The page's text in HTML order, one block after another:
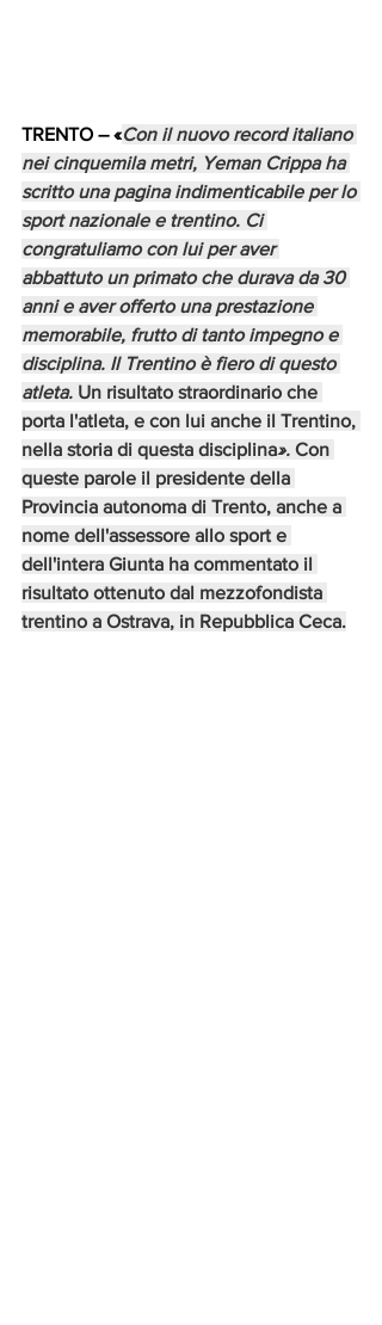
TRENTO – «Con il nuovo record italiano
nei cinquemila metri, Yeman Crippa ha
scritto una pagina indimenticabile per lo
sport nazionale e trentino. Ci
congratuliamo con lui per aver
abbattuto un primato che durava da 30
anni e aver offerto una prestazione
memorabile, frutto di tanto impegno e
disciplina. Il Trentino è fiero di questo
atleta. Un risultato straordinario che
porta l'atleta, e con lui anche il Trentino,
nella storia di questa disciplina». Con
queste parole il presidente della
Provincia autonoma di Trento, anche a
nome dell'assessore allo sport e
dell'intera Giunta ha commentato il
risultato ottenuto dal mezzofondista
trentino a Ostrava, in Repubblica Ceca.